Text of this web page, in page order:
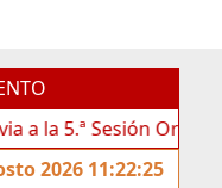
La Escuela
2026 11:22:25